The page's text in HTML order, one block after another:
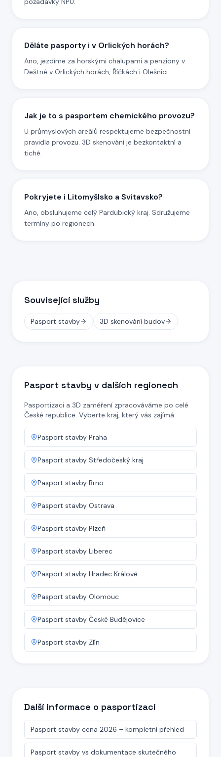
Děláte pasporty i v Orlických horách?
Ano, jezdíme za horskými chalupami a penziony v
Deštné v Orlických horách, Říčkách i Olešnici.
Jak je to s pasportem chemického provozu?
U průmyslových areálů respektujeme bezpečnostní
pravidla provozu. 3D skenování je bezkontaktní a
tiché.
Pokryjete i Litomyšlsko a Svitavsko?
Ano, obsluhujeme celý Pardubický kraj. Sdružujeme
termíny po regionech.
Související služby
Pasport stavby 3D skenování budov
Pasport stavby v dalších regionech
Pasportizaci a 3D zaměření zpracováváme po celé
České republice. Vyberte kraj, který vás zajímá:
Pasport stavby Praha
Pasport stavby Středočeský kraj
Pasport stavby Brno
Pasport stavby Ostrava
Pasport stavby Plzeň
Pasport stavby Liberec
Pasport stavby Hradec Králové
Pasport stavby Olomouc
Pasport stavby České Budějovice
Pasport stavby Zlín
Další informace o pasportizaci
Pasport stavby cena 2026 – kompletní přehled
Pasport stavby vs dokumentace skutečného